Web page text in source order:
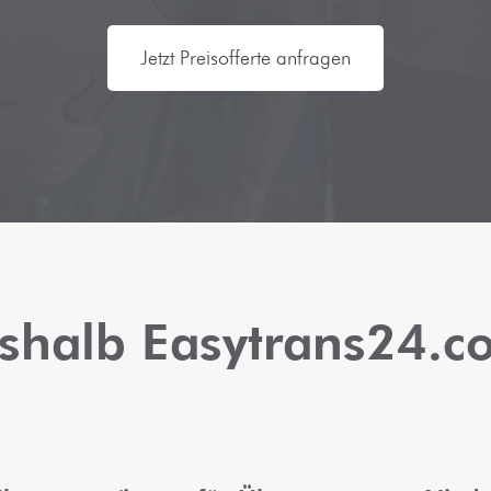
Jetzt Preisofferte anfragen